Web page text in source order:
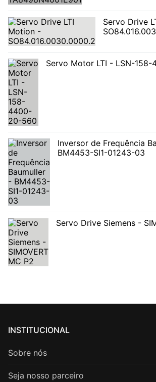
Servo Drive
Servo Motor LTI - LSN-
Inversor de Frequência
BM4453-SI1-01243-03
Servo Drive Siemens -
INSTITUCIONAL
Sobre nós
Seja nosso parceiro